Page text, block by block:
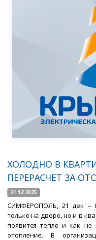
ХОЛОДНО В
ПЕРЕРАСЧЕТ ЗА
21.12.2025
СИМФЕРОПОЛЬ, 21 дек –
только на дворе, но и в
появится тепло и как не
отопление. В